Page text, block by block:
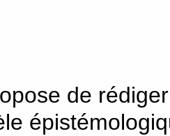
de